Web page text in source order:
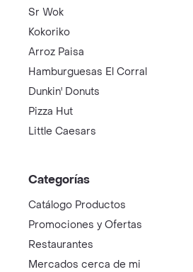
Sr Wok
Kokoriko
Arroz Paisa
Hamburguesas El Corral
Dunkin' Donuts
Pizza Hut
Little Caesars
Categorías
Catálogo Productos
Promociones y Ofertas
Restaurantes
Mercados cerca de mi